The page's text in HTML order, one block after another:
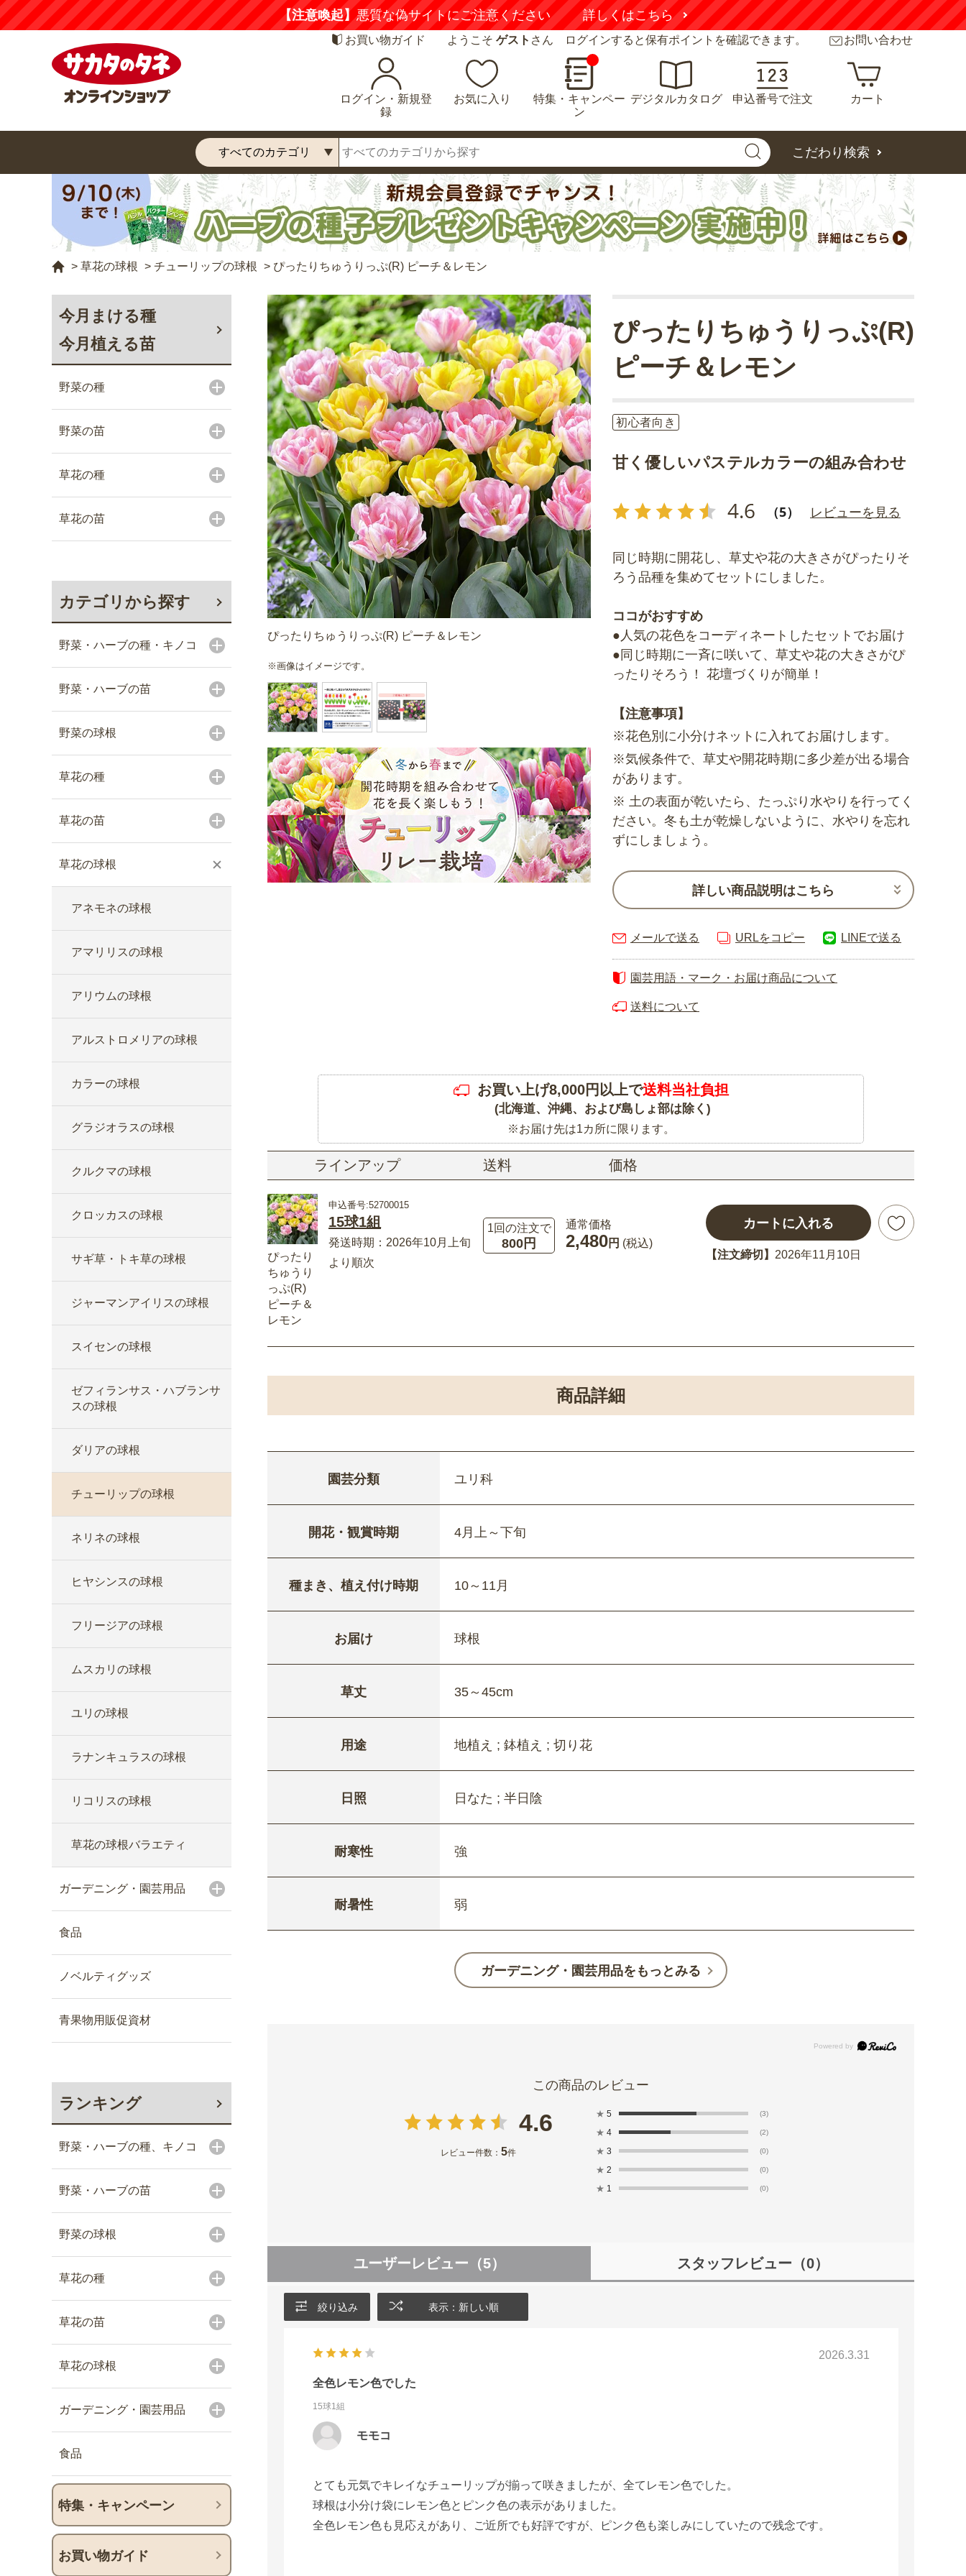
【注意喚起】悪質な偽サイトにご注意ください 詳しくはこちら
お買い物ガイド ようこそ ゲスト さん ログインすると保有ポイントを確認できます。 お問い合わせ
ログイン・新規登
録
お気に入り
特集・キャンペー
ン
デジタルカタログ 申込番号で注文 カート
こだわり検索
> 草花の球根 > チューリップの球根 > ぴったりちゅうりっぷ(R) ピーチ＆レモン
今月まける種
今月植える苗
野菜の種
野菜の苗
草花の種
草花の苗
カテゴリから探す
野菜・ハーブの種・キノコ
野菜・ハーブの苗
野菜の球根
草花の種
草花の苗
草花の球根
アネモネの球根
アマリリスの球根
アリウムの球根
アルストロメリアの球根
カラーの球根
グラジオラスの球根
クルクマの球根
クロッカスの球根
サギ草・トキ草の球根
ジャーマンアイリスの球根
スイセンの球根
ゼフィランサス・ハブランサ
スの球根
ダリアの球根
チューリップの球根
ネリネの球根
ヒヤシンスの球根
フリージアの球根
ムスカリの球根
ユリの球根
ラナンキュラスの球根
リコリスの球根
草花の球根バラエティ
ガーデニング・園芸用品
食品
ノベルティグッズ
青果物用販促資材
ランキング
野菜・ハーブの種、キノコ
野菜・ハーブの苗
野菜の球根
草花の種
草花の苗
草花の球根
ガーデニング・園芸用品
食品
特集・キャンペーン
お買い物ガイド
ぴったりちゅうりっぷ(R) ピーチ＆レモン
※画像はイメージです。
初心者向き
甘く優しいパステルカラーの組み合わせ
4.6 （5） レビューを見る
ぴったりちゅうりっぷ(R)
ピーチ＆レモン
同じ時期に開花し、草丈や花の大きさがぴったりそ
ろう品種を集めてセットにしました。
ココがおすすめ
●人気の花色をコーディネートしたセットでお届け
●同じ時期に一斉に咲いて、草丈や花の大きさがぴ
ったりそろう！ 花壇づくりが簡単！
【注意事項】
※花色別に小分けネットに入れてお届けします。
※気候条件で、草丈や開花時期に多少差が出る場合
があります。
※ 土の表面が乾いたら、たっぷり水やりを行ってく
ださい。冬も土が乾燥しないように、水やりを忘れ
ずにしましょう。
詳しい商品説明はこちら
メールで送る URLをコピー LINEで送る
園芸用語・マーク・お届け商品について
送料について
お買い上げ8,000円以上で送料当社負担
(北海道、沖縄、および島しょ部は除く)
※お届け先は1カ所に限ります。
ラインアップ 送料 価格
ぴったり
ちゅうり
っぷ(R)
ピーチ＆
レモン
申込番号:52700015
15球1組
発送時期：2026年10月上旬
より順次
1回の注文で
800円
通常価格
2,480円 (税込)
カートに入れる
【注文締切】 2026年11月10日
商品詳細
園芸分類 ユリ科
開花・観賞時期 4月上～下旬
種まき、植え付け時期 10～11月
お届け 球根
草丈 35～45cm
用途 地植え ; 鉢植え ; 切り花
日照 日なた ; 半日陰
耐寒性 強
耐暑性 弱
ガーデニング・園芸用品をもっとみる
4.6
レビュー件数： 5件
★ 5 (3)
★ 4 (2)
★ 3 (0)
★ 2 (0)
★ 1 (0)
ユーザーレビュー （5） スタッフレビュー （0）
絞り込み 表示：新しい順
2026.3.31
全色レモン色でした
15球1組
モモコ
とても元気でキレイなチューリップが揃って咲きましたが、全てレモン色でした。
球根は小分け袋にレモン色とピンク色の表示がありました。
全色レモン色も見応えがあり、ご近所でも好評ですが、ピンク色も楽しみにしていたので残念です。